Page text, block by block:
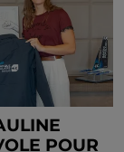
POUR